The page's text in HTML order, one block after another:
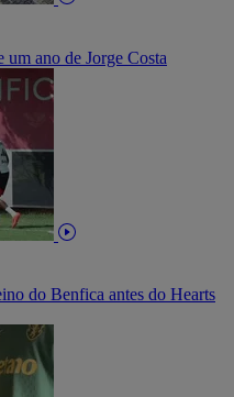
um ano de Jorge Costa
do Benfica antes do Hearts